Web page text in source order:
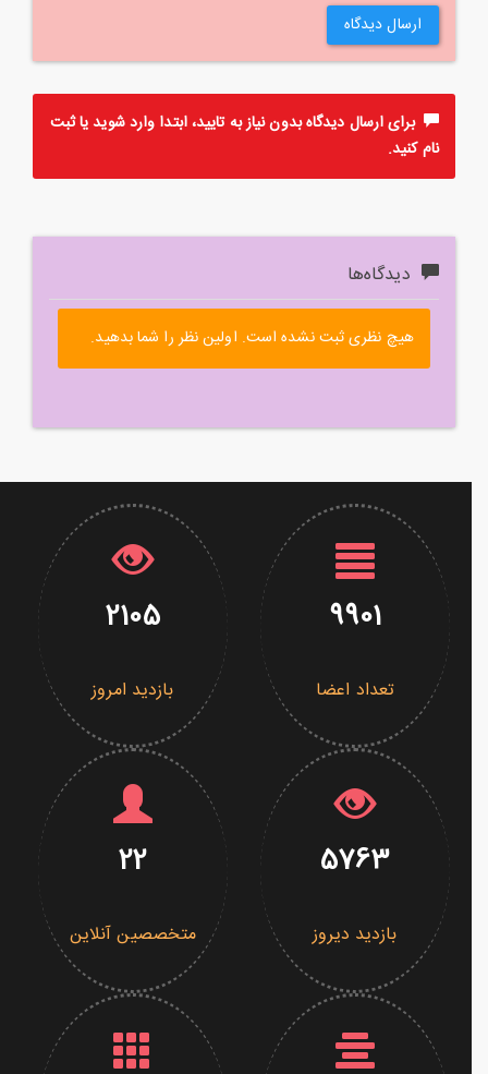
ارسال دیدگاه
برای ارسال دیدگاه بدون نیاز به تایید، ابتداواردشوید یاثبت
نامکنید.
دیدگاه‌ها
هیچ نظری ثبت نشده است. اولین نظر را شما بدهید.
9901
تعداد اعضا
2105
بازدید امروز
5763
بازدید دیروز
22
متخصصین آنلاین